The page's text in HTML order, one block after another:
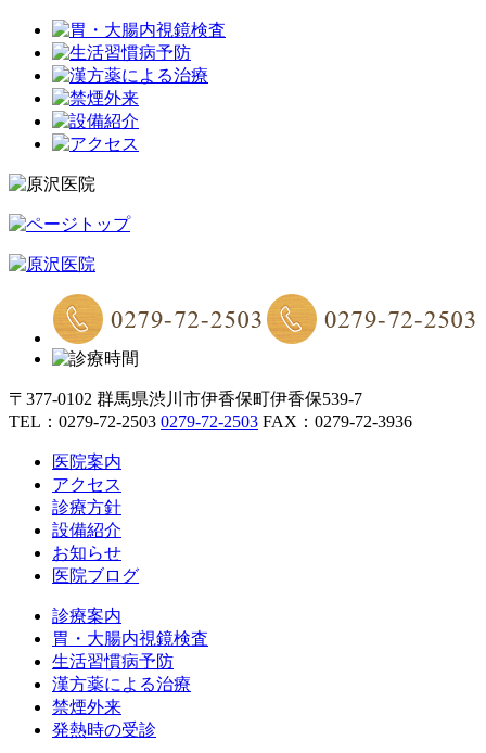
〒377-0102 群馬県渋川市伊香保町伊香保539-7
TEL： 0279-72-2503 0279-72-2503 FAX：0279-72-3936
医院案内
アクセス
診療方針
設備紹介
お知らせ
医院ブログ
診療案内
胃・大腸内視鏡検査
生活習慣病予防
漢方薬による治療
禁煙外来
発熱時の受診